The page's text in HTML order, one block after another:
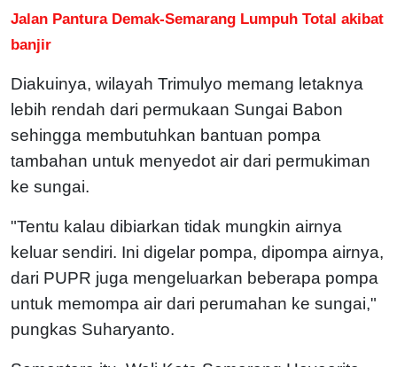
Jalan Pantura Demak-Semarang Lumpuh Total akibat
banjir
Diakuinya, wilayah Trimulyo memang letaknya
lebih rendah dari permukaan Sungai Babon
sehingga membutuhkan bantuan pompa
tambahan untuk menyedot air dari permukiman
ke sungai.
"Tentu kalau dibiarkan tidak mungkin airnya
keluar sendiri. Ini digelar pompa, dipompa airnya,
dari PUPR juga mengeluarkan beberapa pompa
untuk memompa air dari perumahan ke sungai,"
pungkas Suharyanto.